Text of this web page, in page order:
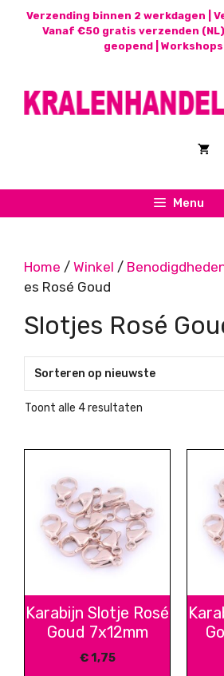
Verzending binnen 2 werkdagen |
Vanaf €50 gratis verzenden
geopend |
Menu
Home / Winkel /
es Rosé Goud
Slotjes Rosé
Toont alle 4 resultaten
Karabijn Slotje Rosé
Goud 7x12mm
€1,75